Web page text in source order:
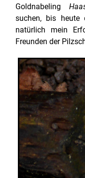
Goldnabeling
suchen, bis
natürlich mein
Freunden der